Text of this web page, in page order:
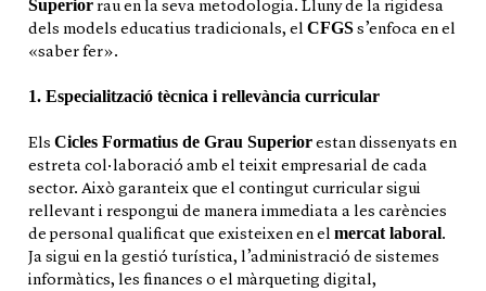
Superior rau en la seva metodologia. Lluny de la rigidesa
dels models educatius tradicionals, el CFGS s’enfoca en el
«saber fer».
1. Especialització tècnica i rellevància curricular
Els Cicles Formatius de Grau Superior estan dissenyats en
estreta col·laboració amb el teixit empresarial de cada
sector. Això garanteix que el contingut curricular sigui
rellevant i respongui de manera immediata a les carències
de personal qualificat que existeixen en el mercat laboral.
Ja sigui en la gestió turística, l’administració de sistemes
informàtics, les finances o el màrqueting digital,